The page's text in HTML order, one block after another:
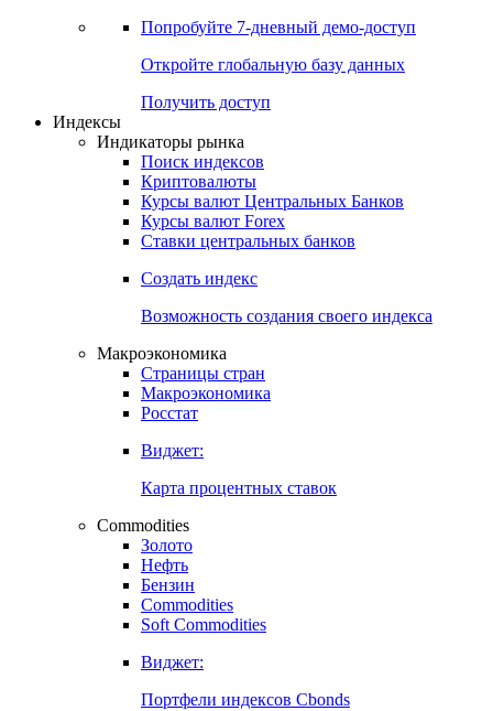
Попробуйте 7-дневный демо-доступ
Откройте глобальную базу данных
Получить доступ
Индексы
Индикаторы рынка
Поиск индексов
Криптовалюты
Курсы валют Центральных Банков
Курсы валют Forex
Ставки центральных банков
Создать индекс
Возможность создания своего индекса
Макроэкономика
Страницы стран
Макроэкономика
Росстат
Виджет:
Карта процентных ставок
Commodities
Золото
Нефть
Бензин
Commodities
Soft Commodities
Виджет:
Портфели индексов Cbonds